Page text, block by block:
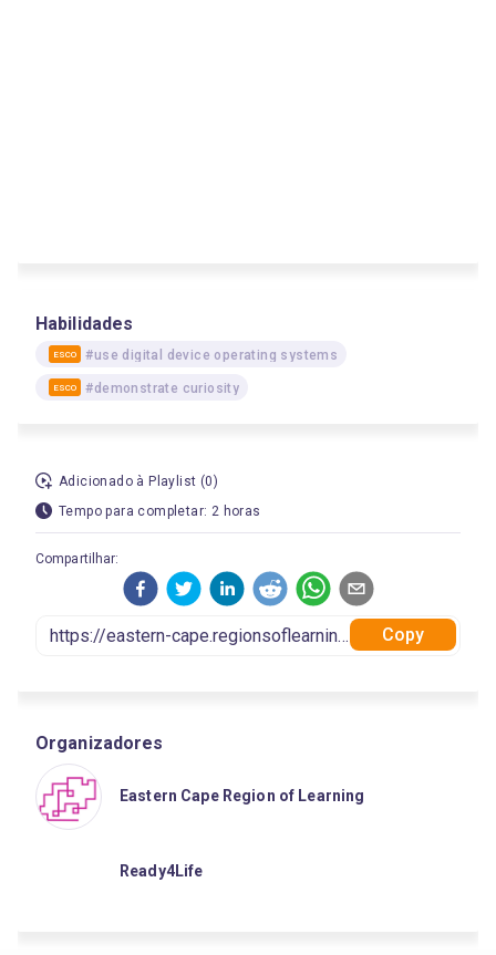
Habilidades
ESCO #use digital device operating systems
ESCO #demonstrate curiosity
Adicionado à Playlist (0)
Tempo para completar: 2 horas
Compartilhar:
Copy
Organizadores
Eastern Cape Region of Learning
Ready4Life